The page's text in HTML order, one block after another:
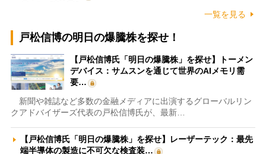
一覧を見る
戸松信博の明日の爆騰株を探せ！
【戸松信博氏「明日の爆騰株」を探せ】トーメン
デバイス：サムスンを通じて世界のAIメモリ需
要…
新聞や雑誌など多数の金融メディアに出演するグローバルリン
クアドバイザーズ代表の戸松信博氏が、最新…
【戸松信博氏「明日の爆騰株」を探せ】レーザーテック：最先
端半導体の製造に不可欠な検査装…